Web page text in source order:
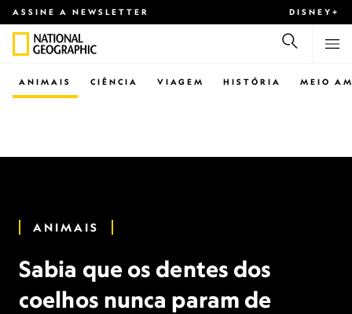
ASSINE A NEWSLETTER DISNEY+
CIÊNCIA VIAGEM
ANIMAIS HISTÓRIA MEIO
ANIMAIS
Sabia que os dentes dos
coelhos nunca param de